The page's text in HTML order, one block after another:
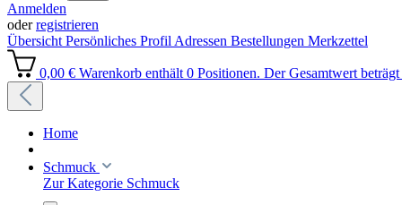
Anmelden
oderregistrieren
Übersicht Persönliches Profil Adressen Bestellungen Merkzettel
0,00 € Warenkorb enthält 0 Positionen. Der Gesamtwert
Home
Schmuck
Zur Kategorie Schmuck